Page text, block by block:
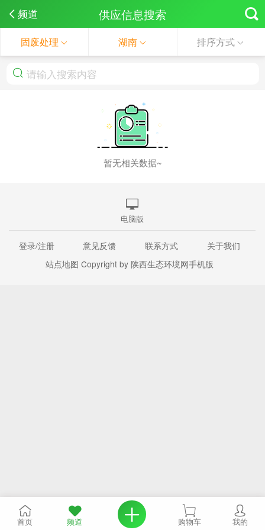
频道 供应信息搜索
固废处理 湖南 排序方式
暂无相关数据~
电脑版
登录/注册 意见反馈 联系方式
关于我们
站点地图 Copyright by 陕西生态环境网手机版
首页 频道 购物车 我的